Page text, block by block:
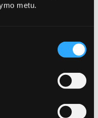
metu.